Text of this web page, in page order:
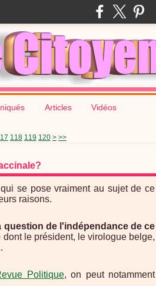
Articles Vidéos
118 119 120 130
140
150
160
170
180
190
200
> >>
se pose vraiment au sujet de ce
raisons.
question de l'indépendance de ce
dont le président, le virologue belge,
Politique, on peut notamment